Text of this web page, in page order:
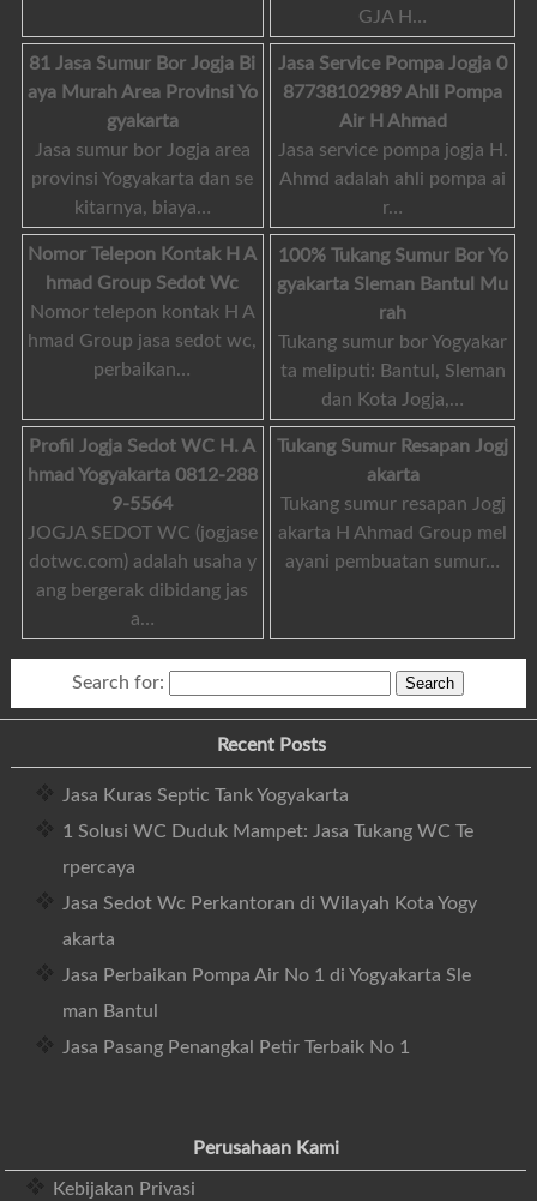
GJA H…
81 Jasa Sumur Bor Jogja Bi
aya Murah Area Provinsi Yo
gyakarta
Jasa sumur bor Jogja area
provinsi Yogyakarta dan se
kitarnya, biaya…
Jasa Service Pompa Jogja 0
87738102989 Ahli Pompa
Air H Ahmad
Jasa service pompa jogja H.
Ahmd adalah ahli pompa ai
r…
Nomor Telepon Kontak H A
hmad Group Sedot Wc
Nomor telepon kontak H A
hmad Group jasa sedot wc,
perbaikan…
100% Tukang Sumur Bor Yo
gyakarta Sleman Bantul Mu
rah
Tukang sumur bor Yogyakar
ta meliputi: Bantul, Sleman
dan Kota Jogja,…
Profil Jogja Sedot WC H. A
hmad Yogyakarta 0812-288
9-5564
JOGJA SEDOT WC (jogjase
dotwc.com) adalah usaha y
ang bergerak dibidang jas
a…
Tukang Sumur Resapan Jogj
akarta
Tukang sumur resapan Jogj
akarta H Ahmad Group mel
ayani pembuatan sumur…
Search for:
Recent Posts
Jasa Kuras Septic Tank Yogyakarta
1 Solusi WC Duduk Mampet: Jasa Tukang WC Te
rpercaya
Jasa Sedot Wc Perkantoran di Wilayah Kota Yogy
akarta
Jasa Perbaikan Pompa Air No 1 di Yogyakarta Sle
man Bantul
Jasa Pasang Penangkal Petir Terbaik No 1
Perusahaan Kami
Kebijakan Privasi